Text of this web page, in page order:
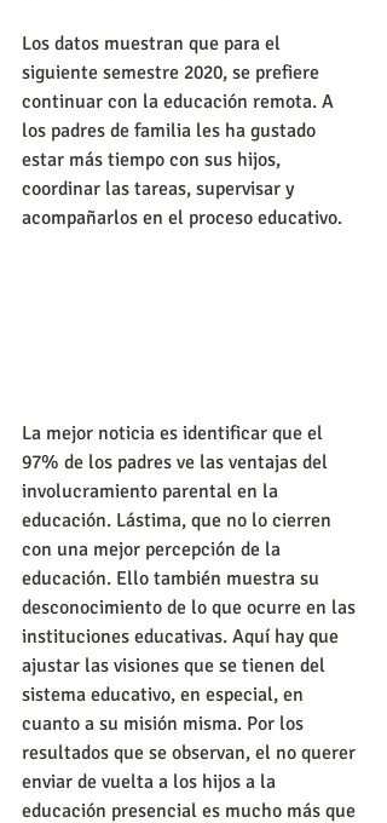
Los datos muestran que para el
siguiente semestre 2020, se prefiere
continuar con la educación remota. A
los padres de familia les ha gustado
estar más tiempo con sus hijos,
coordinar las tareas, supervisar y
acompañarlos en el proceso educativo.
La mejor noticia es identificar que el
97% de los padres ve las ventajas del
involucramiento parental en la
educación. Lástima, que no lo cierren
con una mejor percepción de la
educación. Ello también muestra su
desconocimiento de lo que ocurre en las
instituciones educativas. Aquí hay que
ajustar las visiones que se tienen del
sistema educativo, en especial, en
cuanto a su misión misma. Por los
resultados que se observan, el no querer
enviar de vuelta a los hijos a la
educación presencial es mucho más que